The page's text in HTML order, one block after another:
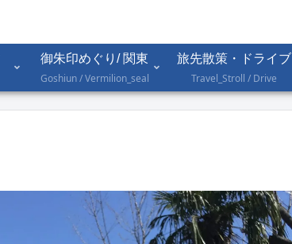
御朱印めぐり/ 関東
Goshiun / Vermilion_seal
旅先散策・ドライブ
Travel_Stroll / Drive